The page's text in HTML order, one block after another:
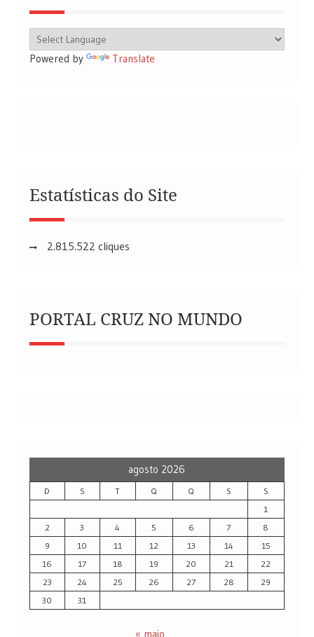
Powered by Translate
Estatísticas do Site
2.815.522 cliques
PORTAL CRUZ NO MUNDO
agosto 2026
D S T Q Q S
S
1
2
3 4 5 6 7
8
9
10 11 12 13 14
15
16
17 18 19 20 21
22
23
24 25 26 27 28
29
30
31
« maio